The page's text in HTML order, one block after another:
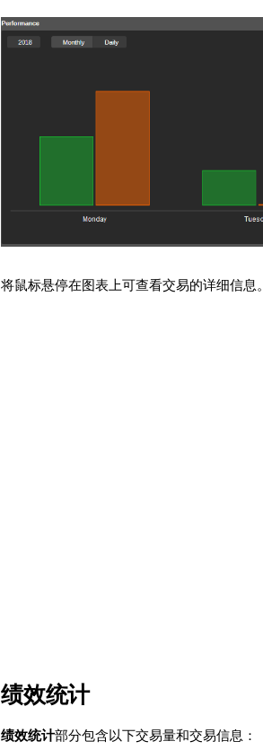
将鼠标悬停在图表上可查看交易的详细信息。
绩效统计
绩效统计部分包含以下交易量和交易信息：